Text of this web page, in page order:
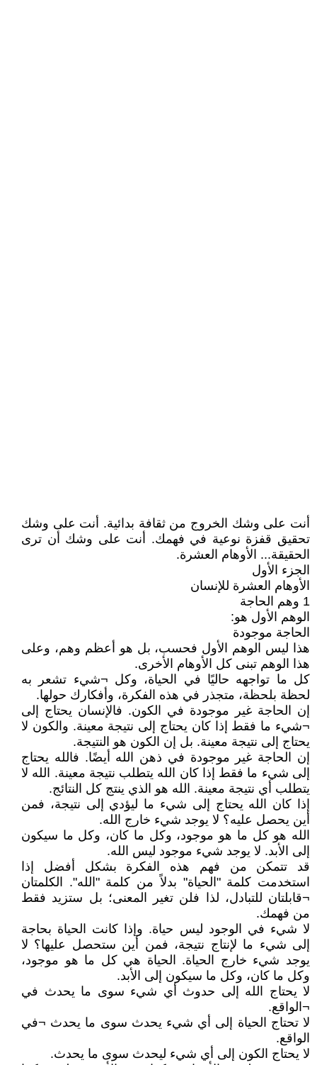
أنت على وشك الخروج من ثقافة بدائية. أنت على وشك
تحقيق قفزة نوعية في فهمك. أنت على وشك أن ترى
الحقيقة... الأوهام العشرة.
الجزء الأول
الأوهام العشرة للإنسان
1 وهم الحاجة
الوهم الأول هو:
الحاجة موجودة
هذا ليس الوهم الأول فحسب، بل هو أعظم وهم، وعلى
هذا الوهم تبنى كل الأوهام الأخرى.
كل ما تواجهه حاليًا في الحياة، وكل ¬شيء تشعر به
لحظة بلحظة، متجذر في هذه الفكرة، وأفكارك حولها.
إن الحاجة غير موجودة في الكون. فالإنسان يحتاج إلى
¬شيء ما فقط إذا كان يحتاج إلى نتيجة معينة. والكون لا
يحتاج إلى نتيجة معينة. بل إن الكون هو النتيجة.
إن الحاجة غير موجودة في ذهن الله أيضًا. فالله يحتاج
إلى شيء ما فقط إذا كان الله يتطلب نتيجة معينة. الله لا
يتطلب أي نتيجة معينة. الله هو الذي ينتج كل النتائج.
إذا كان الله يحتاج إلى شيء ما ليؤدي إلى نتيجة، فمن
أين يحصل عليه؟ لا يوجد شيء خارج الله.
الله هو كل ما هو موجود، وكل ما كان، وكل ما سيكون
إلى الأبد. لا يوجد شيء موجود ليس الله.
قد تتمكن من فهم هذه الفكرة بشكل أفضل إذا
استخدمت كلمة "الحياة" بدلاً من كلمة "الله". الكلمتان
¬قابلتان للتبادل، لذا فلن تغير المعنى؛ بل ستزيد فقط
من فهمك.
لا شيء في الوجود ليس حياة. وإذا كانت الحياة بحاجة
إلى شيء ما لإنتاج نتيجة، فمن أين ستحصل عليها؟ لا
يوجد شيء خارج الحياة. الحياة هي كل ما هو موجود،
وكل ما كان، وكل ما سيكون إلى الأبد.
لا يحتاج الله إلى حدوث أي شيء سوى ما يحدث في
¬الواقع.
لا تحتاج الحياة إلى أي شيء يحدث سوى ما يحدث ¬في
الواقع.
لا يحتاج الكون إلى أي شيء ليحدث سوى ما يحدث.